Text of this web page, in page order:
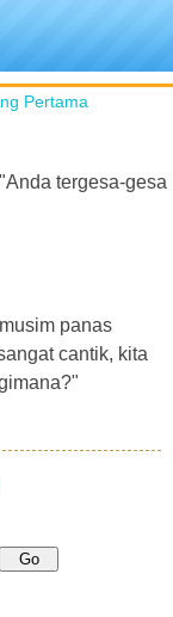
Pertama
tergesa-gesa
panas
cantik, kita